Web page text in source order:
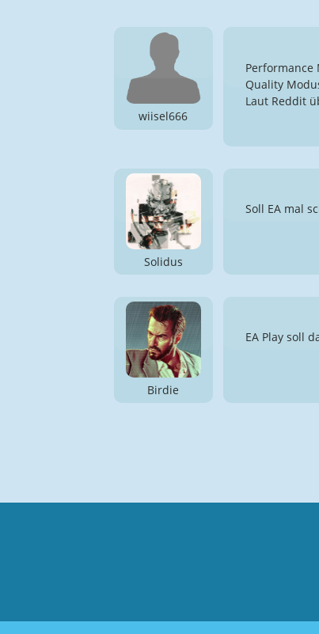
wiisel666
Performance
Quality
Laut Reddit
Solidus
Soll EA mal
Birdie
EA Play soll